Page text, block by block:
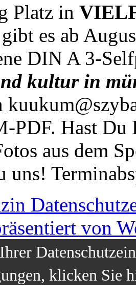
Platz in
es ab
DIN A 3-
kultur in
PDF. Hast Du
aus dem
uns!
von
klicken Sie